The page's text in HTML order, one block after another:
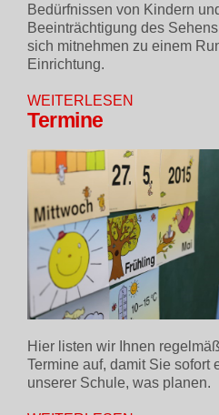
Bedürfnissen von Kindern
Beeinträchtigung des
sich mitnehmen zu einem
Einrichtung.
WEITERLESEN
Termine
Hier listen wir Ihnen
Termine auf, damit Sie sofort
unserer Schule, was planen.